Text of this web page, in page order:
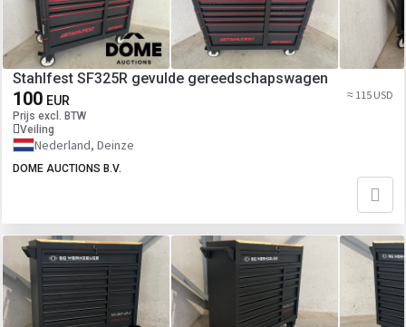
Stahlfest SF325R gevulde gereedschapswagen
100 EUR
Prijs excl. BTW
Veiling
≈ 115 USD
Nederland, Deinze
DOME AUCTIONS B.V.